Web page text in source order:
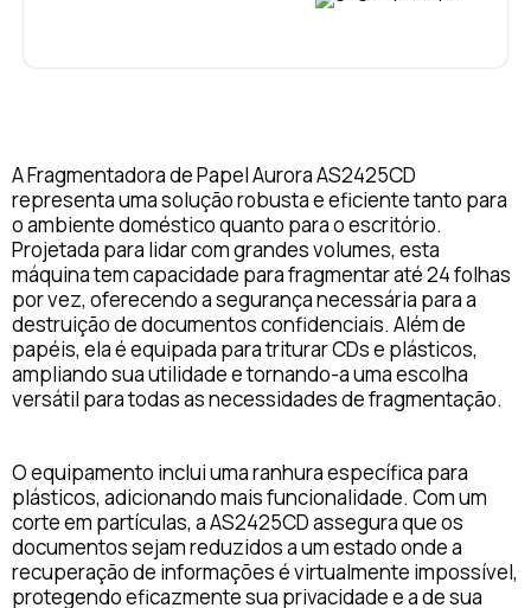
A Fragmentadora de Papel Aurora AS2425CD
representa uma solução robusta e eficiente tanto para
o ambiente doméstico quanto para o escritório.
Projetada para lidar com grandes volumes, esta
máquina tem capacidade para fragmentar até 24 folhas
por vez, oferecendo a segurança necessária para a
destruição de documentos confidenciais. Além de
papéis, ela é equipada para triturar CDs e plásticos,
ampliando sua utilidade e tornando-a uma escolha
versátil para todas as necessidades de fragmentação.
O equipamento inclui uma ranhura específica para
plásticos, adicionando mais funcionalidade. Com um
corte em partículas, a AS2425CD assegura que os
documentos sejam reduzidos a um estado onde a
recuperação de informações é virtualmente impossível,
protegendo eficazmente sua privacidade e a de sua